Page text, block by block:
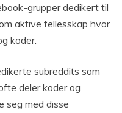
grupper dedikert til
aktive fellesskap hvor
koder.
subreddits som
deler koder og
seg med disse